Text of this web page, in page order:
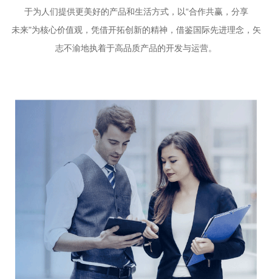
于为人们提供更美好的产品和生活方式，以“合作共赢，分享
未来"为核心价值观，凭借开拓创新的精神，借鉴国际先进理念，矢
志不渝地执着于高品质产品的开发与运营。